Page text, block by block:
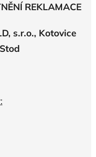
REKLAMACE
s.r.o., Kotovice